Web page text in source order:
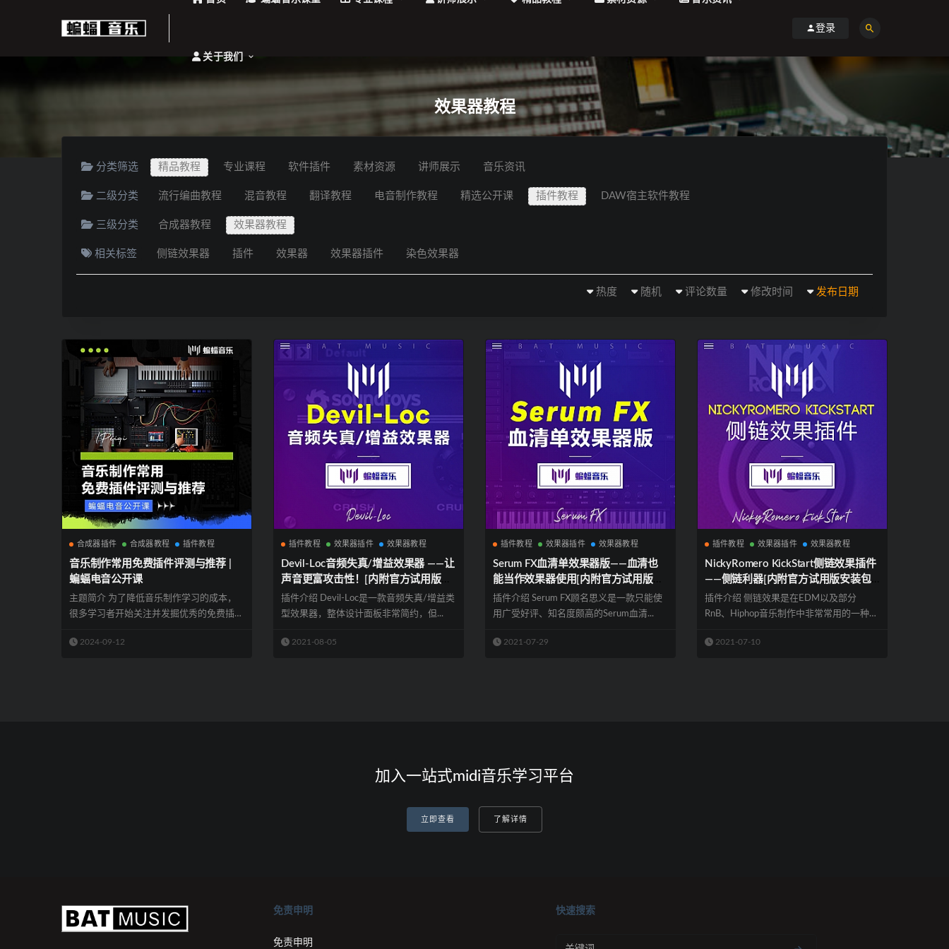
关于我们
登录
效果器教程
分类筛选 精品教程 专业课程 软件插件 素材资源 讲师展示 音乐资讯
二级分类 流行编曲教程 混音教程 翻译教程 电音制作教程 精选公开课 插件教程 DAW宿主软件教程
三级分类 合成器教程 效果器教程
相关标签 侧链效果器 插件 效果器 效果器插件 染色效果器
发布日期
修改时间
评论数量
随机
热度
合成器插件 合成器教程 插件教程
音乐制作常用免费插件评测与推荐 |
蝙蝠电音公开课
主题简介 为了降低音乐制作学习的成本，
很多学习者开始关注并发掘优秀的免费插
2024-09-12
插件教程 效果器插件 效果器教程
Devil-Loc音频失真/增益效果器 ——让
声音更富攻击性！[内附官方试用版安
装包下载]
插件介绍 Devil-Loc是一款音频失真/增益类
型效果器，整体设计面板非常简约，但...
2021-08-05
插件教程 效果器插件 效果器教程
Serum FX血清单效果器版——血清也
能当作效果器使用[内附官方试用版安
装包下载]
插件介绍 Serum FX顾名思义是一款只能使
用广受好评、知名度颇高的Serum血清...
2021-07-29
插件教程 效果器插件 效果器教程
NickyRomero KickStart侧链效果插件
——侧链利器[内附官方试用版安装包
下载]
插件介绍 侧链效果是在EDM以及部分
RnB、Hiphop音乐制作中非常常用的一种增
2021-07-10
加入一站式midi音乐学习平台
立即查看 了解详情
免责申明
免责申明
快速搜索